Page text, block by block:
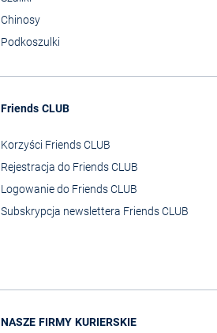
Chinosy
Podkoszulki
Friends CLUB
Korzyści Friends CLUB
Rejestracja do Friends CLUB
Logowanie do Friends CLUB
Subskrypcja newslettera Friends CLUB
NASZE FIRMY KURIERSKIE